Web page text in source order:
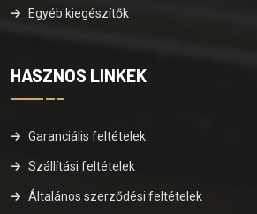
Egyéb kiegészítők
HASZNOS LINKEK
Garanciális feltételek
Szállítási feltételek
Általános szerződési feltételek